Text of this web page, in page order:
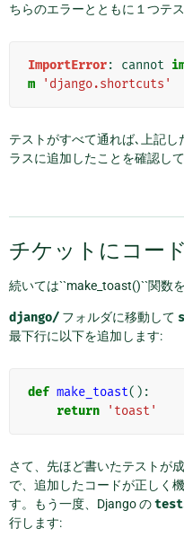
ちらのエラーとともに１つテ
ImportError: cannot
m
'django.shortcuts'
テストがすべて通れば､上記
ラスに追加したことを確認し
チケットにコー
続いては``make_toast()``関数
django/ フォルダに移動して
最下行に以下を追加します:
def make_toast():
return
'toast'
さて、先ほど書いたテストが
で、追加したコードが正しく
す。もう一度、Django の
行します: